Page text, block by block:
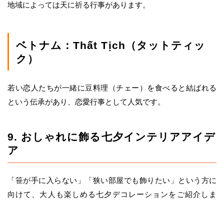
地域によっては天に祈る行事があります。
ベトナム：Thất Tịch（タットティッ
ク）
若い恋人たちが一緒に豆料理（チェー）を食べると結ばれる
という伝承があり、恋愛行事として人気です。
9. おしゃれに飾る七夕インテリアアイデ
ア
「笹が手に入らない」「狭い部屋でも飾りたい」という方に
向けて、大人も楽しめる七夕デコレーションをご紹介しま